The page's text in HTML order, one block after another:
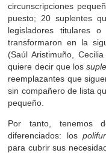
circunscripciones
puesto; 20 suplentes
legisladores titulares
transformaron en la
(Saúl Aristimuño,
quiere decir que los
reemplazantes que
sin compañero de lista
pequeño.
Por tanto, tenemos
diferenciados: los
para cubrir sus